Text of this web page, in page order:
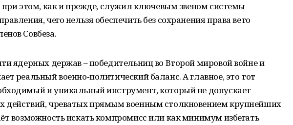
при этом, как и прежде, служил ключевым звеном системы
чего нельзя обеспечить без сохранения права вето
Совбеза.
ядерных держав – победительниц во Второй мировой войне и
реальный военно‑политический баланс. А главное, это тот
и уникальный инструмент, который не допускает
действий, чреватых прямым военным столкновением крупнейших
возможность искать компромисс или как минимум избегать